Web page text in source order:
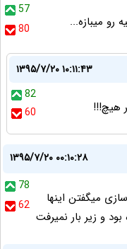
57
80
رو میبازه...
۱۳۹۵/۷/۲۰ ۱۰:۱۱:۴۳
82
60
هیچ!!!
۱۳۹۵/۷/۲۰ ۰۰:۱۰:۲۸
78
62
میگفتن اینها
و زیر بار نمیرفت